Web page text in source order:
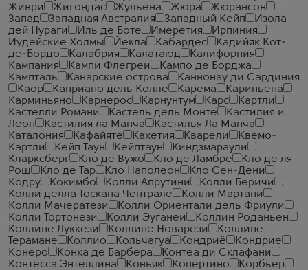
Живри
Жигондас Жульена Жюра
Жюрансон
Запад
Западная Австралия Западный Кейп
Изола
дей Нураги
Иль де Боте Имеретия
Ирпиния
Иудейские Холмы
Йекла Кабардес
Кадийяк Кот-
де-Бордо
Калабрия Калатаюд
Калифорния
Кампания
Кампи Флегреи
Кампо де Борджа
Кампталь
Канарские острова
Каннонау ди Сардиния
Каор
Каприано дель Колле Карема
Кариньена
Карминьяно
Карнерос Карнунтум Карс
Картли
Кастелли Романи
Кастель дель Монте
Кастилия и
Леон
Кастилия ла Манча
Кастилья Ла Манча
Каталония
Кафайяте Кахетия Кварели
Квемо-
Картли
Кейп Таун Кейптаун
Киндзмараули
Кларксберг
Кло де Вужо Кло де Ламбре
Кло де ля
Рош
Кло де Тар Кло Наполеон
Кло Сен-Дени
Кодру
Кокимбо Колли Апрутини
Колли Беричи
Колли делла Тоскана Чентрале
Колли Мартани
Колли Мачератези
Колли Ориентали дель Фриули
Колли Тортонези
Колли Эуганеи
Коллин Роданьен
Коллине Луккези
Коллине Новарези
Коллине
Терамане
Коллио Кольчагуа Кондриё
Кондрие
Конеро
Конка де Барбера
Контеа ди Склафани
Контесса Энтеллина
Коньяк Копертино
Корбьер